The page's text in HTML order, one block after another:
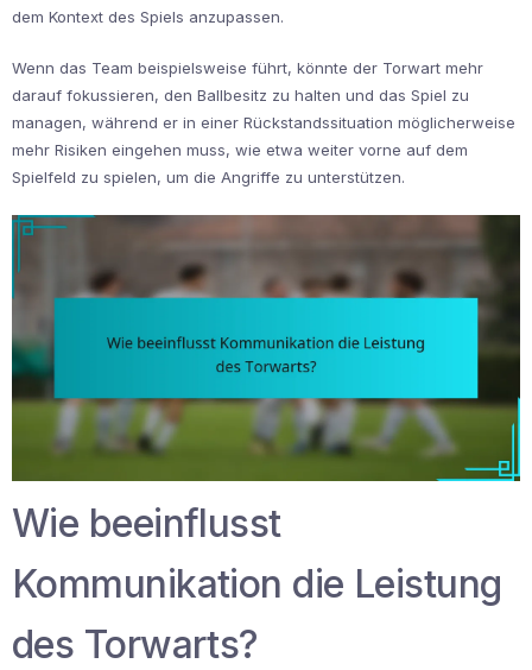
dem Kontext des Spiels anzupassen.
Wenn das Team beispielsweise führt, könnte der Torwart mehr
darauf fokussieren, den Ballbesitz zu halten und das Spiel zu
managen, während er in einer Rückstandssituation möglicherweise
mehr Risiken eingehen muss, wie etwa weiter vorne auf dem
Spielfeld zu spielen, um die Angriffe zu unterstützen.
Wie beeinflusst
Kommunikation die Leistung
des Torwarts?